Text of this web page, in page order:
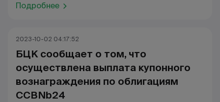
Подробнее
2023-10-02 04:17:52
БЦК сообщает о том, что
осуществлена выплата купонного
вознаграждения по облигациям
CCBNb24